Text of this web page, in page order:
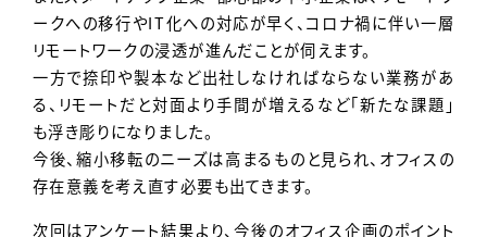
ークへの移行やIT化への対応が早く、コロナ禍に伴い一層
リモートワークの浸透が進んだことが伺えます。
一方で捺印や製本など出社しなければならない業務があ
る、リモートだと対面より手間が増えるなど「新たな課題」
も浮き彫りになりました。
今後、縮小移転のニーズは高まるものと見られ、オフィスの
存在意義を考え直す必要も出てきます。
次回はアンケート結果より、今後のオフィス企画のポイント